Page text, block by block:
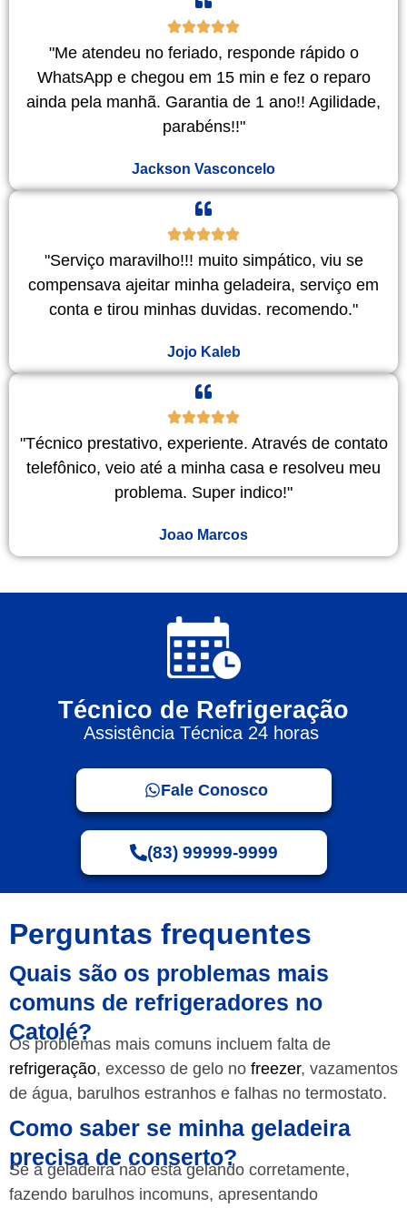
"Me atendeu no feriado, responde rápido o
WhatsApp e chegou em 15 min e fez o reparo
ainda pela manhã. Garantia de 1 ano!! Agilidade,
parabéns!!"
Jackson Vasconcelo
"Serviço maravilho!!! muito simpático, viu se
compensava ajeitar minha geladeira, serviço em
conta e tirou minhas duvidas. recomendo."
Jojo Kaleb
"Técnico prestativo, experiente. Através de contato
telefônico, veio até a minha casa e resolveu meu
problema. Super indico!"
Joao Marcos
Técnico de Refrigeração
Assistência Técnica 24 horas
Fale Conosco
(83) 99999-9999
Perguntas frequentes
Quais são os problemas mais
comuns de refrigeradores no
Catolé?
Os problemas mais comuns incluem falta de
refrigeração, excesso de gelo no freezer, vazamentos
de água, barulhos estranhos e falhas no termostato.
Como saber se minha geladeira
precisa de conserto?
Se a geladeira não está gelando corretamente,
fazendo barulhos incomuns, apresentando